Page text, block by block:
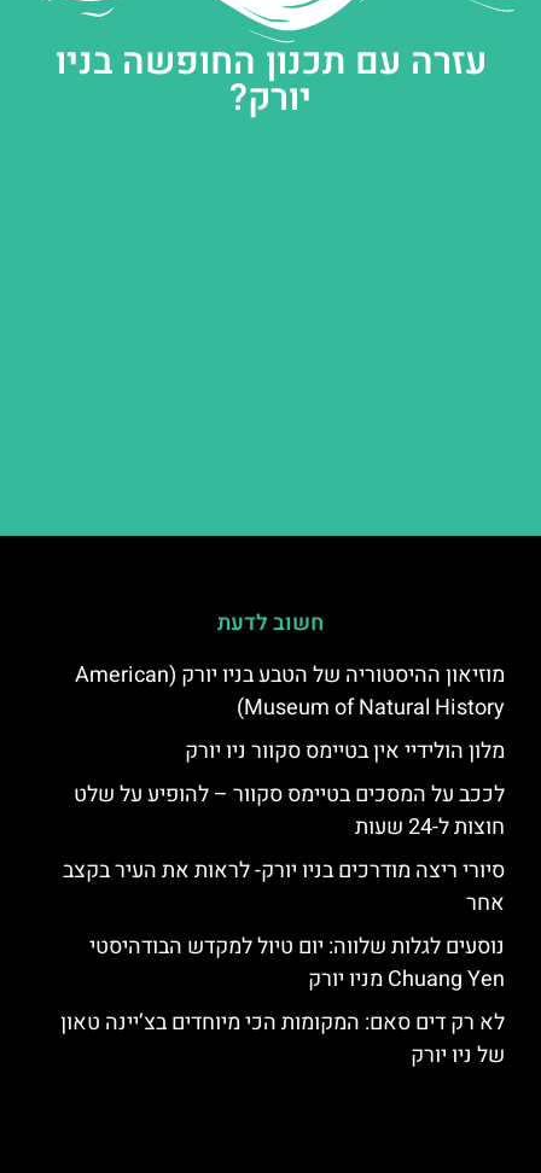
עזרה עם תכנון החופשה בניו
יורק?
חשוב לדעת
מוזיאון ההיסטוריה של הטבע בניו יורק (American
Museum of Natural History)
מלון הולידיי אין בטיימס סקוור ניו יורק
לככב על המסכים בטיימס סקוור – להופיע על שלט
חוצות ל-24 שעות
סיורי ריצה מודרכים בניו יורק- לראות את העיר בקצב
אחר
נוסעים לגלות שלווה: יום טיול למקדש הבודהיסטי
Chuang Yen מניו יורק
לא רק דים סאם: המקומות הכי מיוחדים בצ’יינה טאון
של ניו יורק